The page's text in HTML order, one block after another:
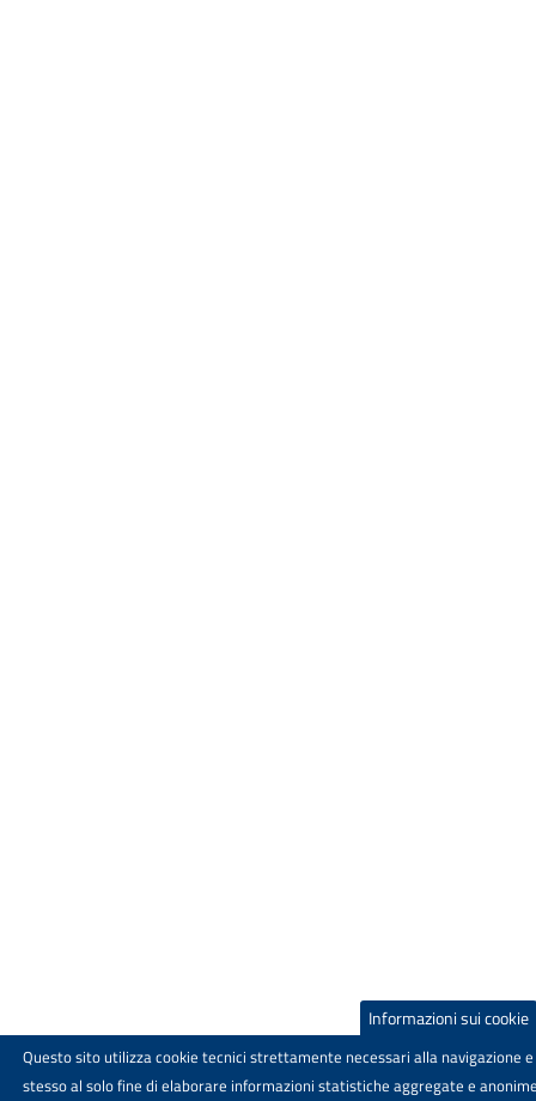
Informazioni sui cookie
Questo sito utilizza cookie tecnici strettamente necessari alla navigazione
stesso al solo fine di elaborare informazioni statistiche aggregate e